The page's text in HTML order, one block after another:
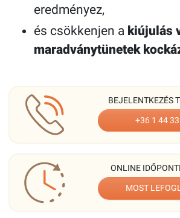
eredményez,
és csökkenjen a kiújulás
maradványtünetek
BEJELENTKEZÉS
+36 1 44
ONLINE
MOST